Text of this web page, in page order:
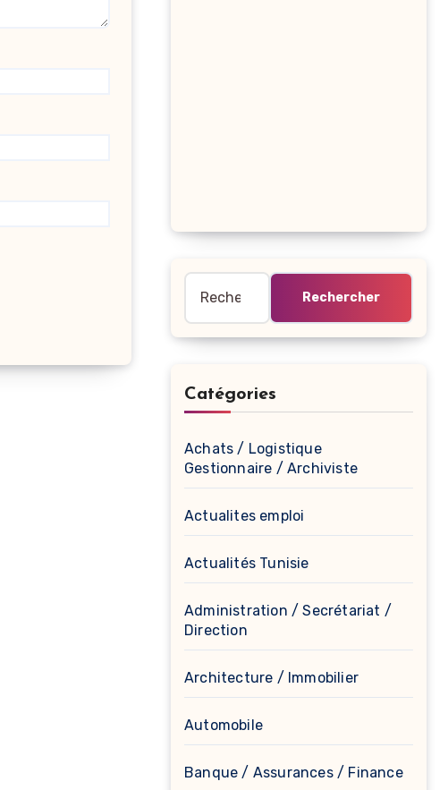
Catégories
Achats / Logistique
Gestionnaire / Archiviste
Actualites emploi
Actualités Tunisie
Administration / Secrétariat /
Direction
Architecture / Immobilier
Automobile
Banque / Assurances / Finance